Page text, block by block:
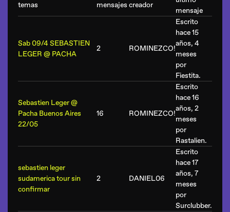
temas mensajes creador
mensaje
Sab 09/4 SEBASTIEN
LEGER @ PACHA
2 ROMINEZCO!
Escrito
hace 15
años, 4
meses
por
Fiestita.
Sebastien Leger @
Pacha Buenos Aires
22/05
16 ROMINEZCO!
Escrito
hace 16
años, 2
meses
por
Rastalien.
sebastien leger
sudamerica tour sin
confirmar
2 DANIEL06
Escrito
hace 17
años, 7
meses
por
Surclubber.